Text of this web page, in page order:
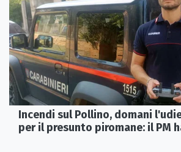
Incendi sul Pollino, domani
per il presunto piromane: il PM